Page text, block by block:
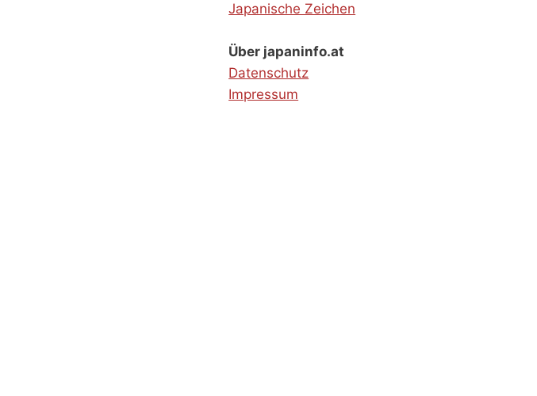
Japanische Zeichen
Über japaninfo.at
Datenschutz
Impressum